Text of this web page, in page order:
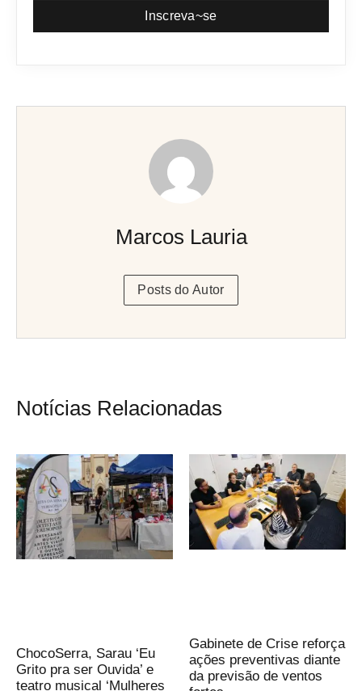
Inscreva~se
Marcos Lauria
Posts do Autor
Notícias Relacionadas
ChocoSerra, Sarau ‘Eu
Grito pra ser Ouvida’ e
teatro musical ‘Mulheres
Gabinete de Crise reforça
ações preventivas diante
da previsão de ventos